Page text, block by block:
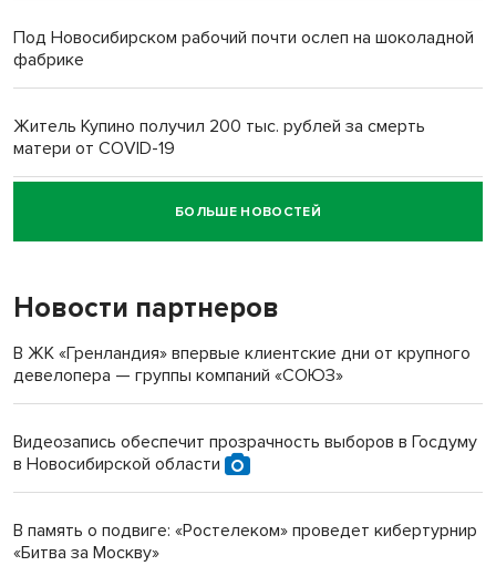
Под Новосибирском рабочий почти ослеп на шоколадной
фабрике
Житель Купино получил 200 тыс. рублей за смерть
матери от COVID-19
Новосибирский суд наказал водителя за смерть
пенсионерки на вокзале
БОЛЬШЕ НОВОСТЕЙ
Новости партнеров
В ЖК «Гренландия» впервые клиентские дни от крупного
девелопера — группы компаний «СОЮЗ»
Видеозапись обеспечит прозрачность выборов в Госдуму
в Новосибирской области
В память о подвиге: «Ростелеком» проведет кибертурнир
«Битва за Москву»